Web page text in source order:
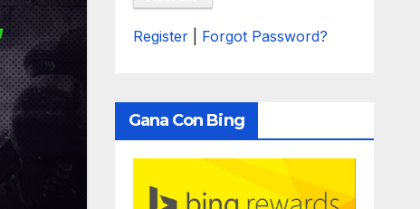
Register Forgot Password?
Gana Con Bing